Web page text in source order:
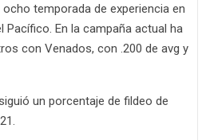
temporada de experiencia en
Pacífico. En la campaña actual ha
con Venados, con .200 de avg y
un porcentaje de fildeo de